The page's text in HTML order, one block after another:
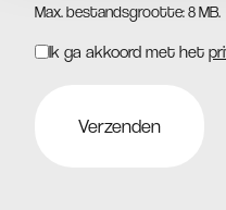
Max. bestandsgrootte: 8 MB.
Instemming
Ik ga akkoord met het